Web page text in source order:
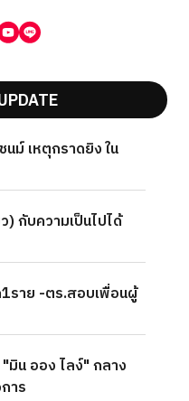
นม์ เหตุกราดยิง ใน
กับความเป็นไปได้
ราย -ตร.สอบเพื่อนผู้
น ออง ไลง์" กลาง
าร